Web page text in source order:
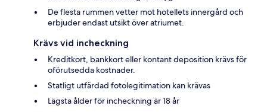
De flesta rummen vetter mot hotellets innergård och
erbjuder endast utsikt över atriumet.
Krävs vid incheckning
Kreditkort, bankkort eller kontant deposition krävs för
oförutsedda kostnader.
Statligt utfärdad fotolegitimation kan krävas
Lägsta ålder för incheckning är 18 år